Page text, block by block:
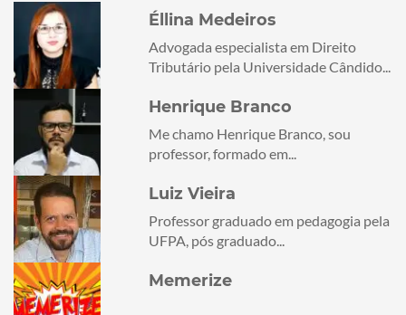
Éllina Medeiros
Advogada especialista em Direito
Tributário pela Universidade Cândido...
Henrique Branco
Me chamo Henrique Branco, sou
professor, formado em...
Luiz Vieira
Professor graduado em pedagogia pela
UFPA, pós graduado...
Memerize